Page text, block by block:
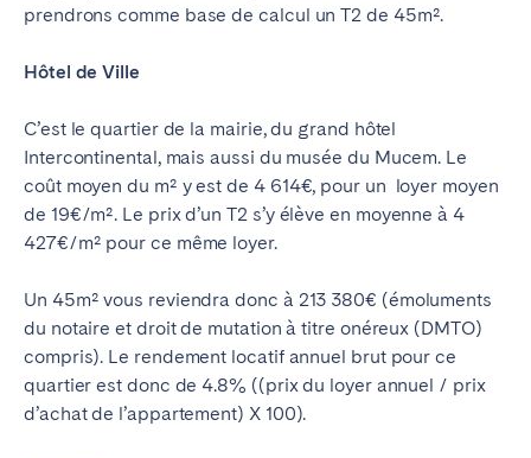
prendrons comme base de calcul un T2 de 45m².
Hôtel de Ville
C’est le quartier de la mairie, du grand hôtel
Intercontinental, mais aussi du musée du Mucem. Le
coût moyen du m² y est de 4 614€, pour un loyer moyen
de 19€/m². Le prix d’un T2 s’y élève en moyenne à 4
427€/m² pour ce même loyer.
Un 45m² vous reviendra donc à 213 380€ (émoluments
du notaire et droit de mutation à titre onéreux (DMTO)
compris). Le rendement locatif annuel brut pour ce
quartier est donc de 4.8% ((prix du loyer annuel / prix
d’achat de l’appartement) X 100).